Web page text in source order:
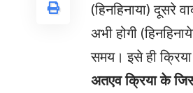
(हिनहिनाया) दूसरे
अभी होगी
समय। इसे ही
अतएव क्रिया के